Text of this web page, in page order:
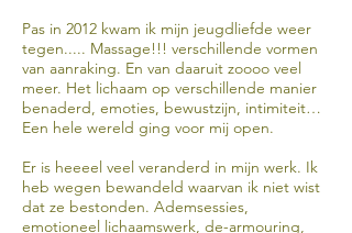
Pas in 2012 kwam ik mijn jeugdliefde weer
tegen..... Massage!!! verschillende vormen
van aanraking. En van daaruit zoooo veel
meer. Het lichaam op verschillende manier
benaderd, emoties, bewustzijn, intimiteit…
Een hele wereld ging voor mij open.
Er is heeeel veel veranderd in mijn werk. Ik
heb wegen bewandeld waarvan ik niet wist
dat ze bestonden. Ademsessies,
emotioneel lichaamswerk, de-armouring,